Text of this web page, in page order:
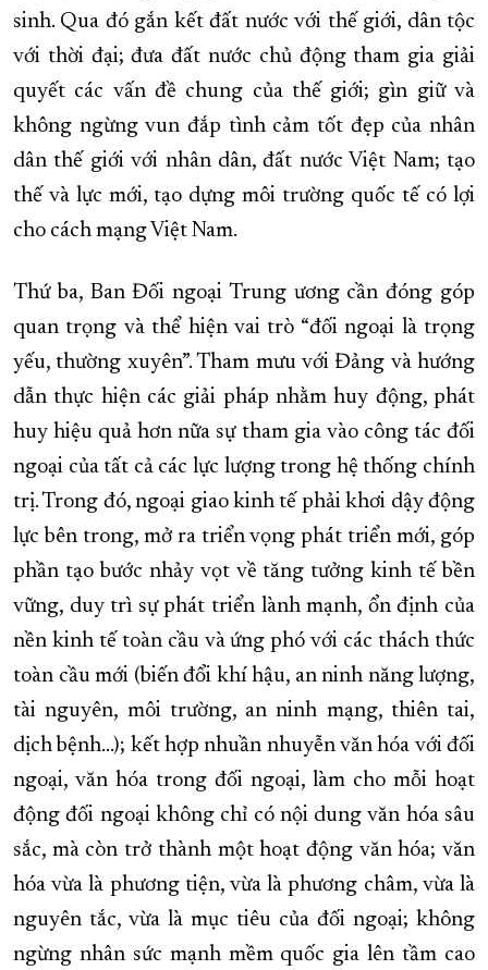
sinh. Qua đó gắn kết đất nước với thế giới, dân tộc
với thời đại; đưa đất nước chủ động tham gia giải
quyết các vấn đề chung của thế giới; gìn giữ và
không ngừng vun đắp tình cảm tốt đẹp của nhân
dân thế giới với nhân dân, đất nước Việt Nam; tạo
thế và lực mới, tạo dựng môi trường quốc tế có lợi
cho cách mạng Việt Nam.
Thứ ba, Ban Đối ngoại Trung ương cần đóng góp
quan trọng và thể hiện vai trò “đối ngoại là trọng
yếu, thường xuyên”. Tham mưu với Đảng và hướng
dẫn thực hiện các giải pháp nhằm huy động, phát
huy hiệu quả hơn nữa sự tham gia vào công tác đối
ngoại của tất cả các lực lượng trong hệ thống chính
trị. Trong đó, ngoại giao kinh tế phải khơi dậy động
lực bên trong, mở ra triển vọng phát triển mới, góp
phần tạo bước nhảy vọt về tăng tưởng kinh tế bền
vững, duy trì sự phát triển lành mạnh, ổn định của
nền kinh tế toàn cầu và ứng phó với các thách thức
toàn cầu mới (biến đổi khí hậu, an ninh năng lượng,
tài nguyên, môi trường, an ninh mạng, thiên tai,
dịch bệnh…); kết hợp nhuần nhuyễn văn hóa với đối
ngoại, văn hóa trong đối ngoại, làm cho mỗi hoạt
động đối ngoại không chỉ có nội dung văn hóa sâu
sắc, mà còn trở thành một hoạt động văn hóa; văn
hóa vừa là phương tiện, vừa là phương châm, vừa là
nguyên tắc, vừa là mục tiêu của đối ngoại; không
ngừng nhân sức mạnh mềm quốc gia lên tầm cao